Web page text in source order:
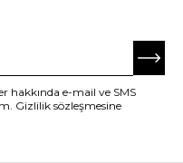
hakkında e-mail ve SMS
Gizlilik sözleşmesine